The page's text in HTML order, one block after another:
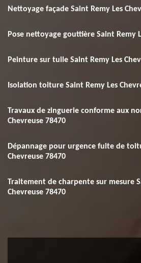
Nettoyage façade Saint Remy Les
Pose nettoyage gouttière Saint Remy
Peinture sur tuile Saint Remy Les
Isolation toiture Saint Remy Les
Travaux de zinguerie conforme aux
Chevreuse 78470
Dépannage pour urgence fuite de
Chevreuse 78470
Traitement de charpente sur mesure
Chevreuse 78470